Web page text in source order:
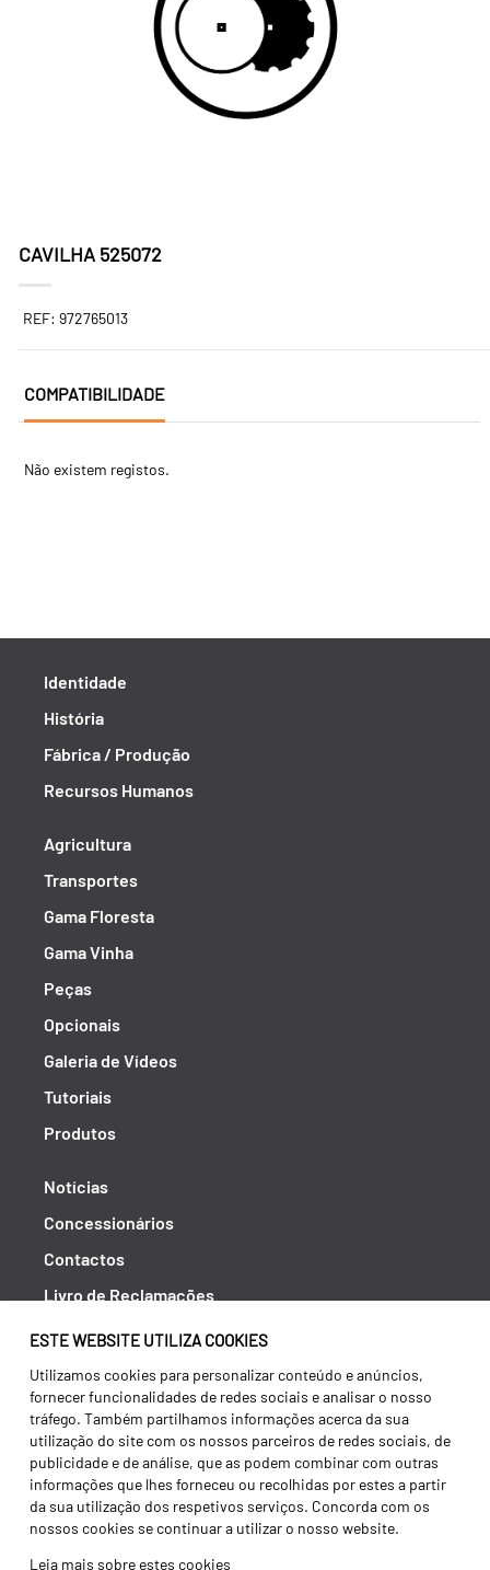
ESTE WEBSITE UTILIZA COOKIES
Utilizamos cookies para personalizar conteúdo e anúncios,
fornecer funcionalidades de redes sociais e analisar o nosso
tráfego. Também partilhamos informações acerca da sua
utilização do site com os nossos parceiros de redes sociais, de
publicidade e de análise, que as podem combinar com outras
informações que lhes forneceu ou recolhidas por estes a partir
da sua utilização dos respetivos serviços. Concorda com os
nossos cookies se continuar a utilizar o nosso website.
Leia mais sobre estes cookies
CAVILHA 525072
REF: 972765013
COMPATIBILIDADE
Não existem registos.
Identidade
História
Fábrica / Produção
Recursos Humanos
Agricultura
Transportes
Gama Floresta
Gama Vinha
Peças
Opcionais
Galeria de Vídeos
Tutoriais
Produtos
Notícias
Concessionários
Contactos
Livro de Reclamações
Política de Privacidade
Canal de Denúncias (RGPC)
Termos e condições